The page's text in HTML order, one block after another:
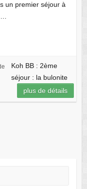
un premier séjour à
Koh BB : 2ème
séjour : la bulonite
plus de détails